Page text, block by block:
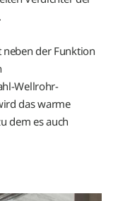
neben der Funktion
Wellrohr-
das warme
dem es auch